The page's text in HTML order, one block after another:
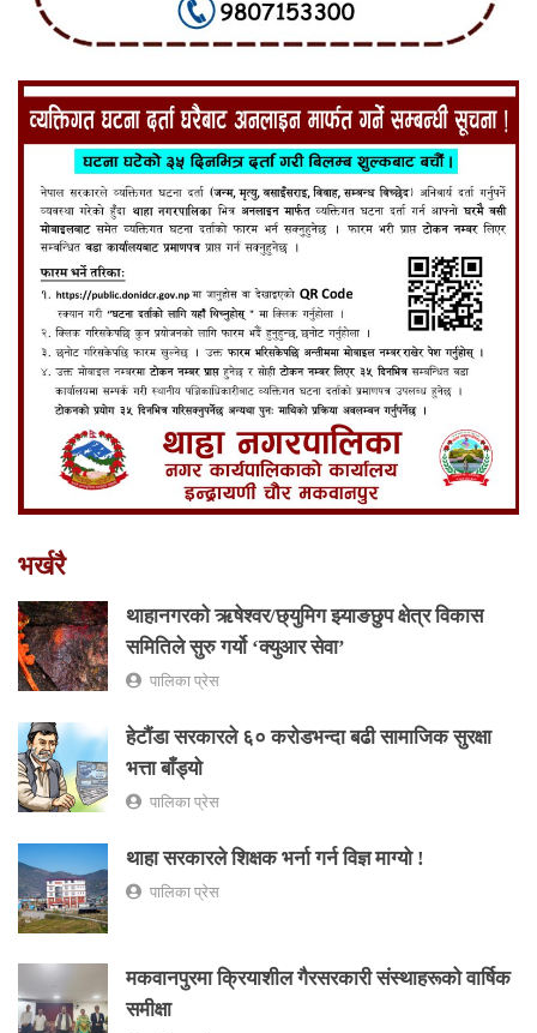
भर्खरै
थाहानगरकाे ऋषेश्वर/छ्युमिग झ्याङछुप क्षेत्र विकास
समितिले सुरु गर्यो ‘क्युआर सेवा’
पालिका प्रेस
हेटौंडा सरकारले ६० करोडभन्दा बढी सामाजिक सुरक्षा
भत्ता बाँड्यो
पालिका प्रेस
थाहा सरकारले शिक्षक भर्ना गर्न विज्ञ माग्यो !
पालिका प्रेस
मकवानपुरमा क्रियाशील गैरसरकारी संस्थाहरूको वार्षिक
समीक्षा